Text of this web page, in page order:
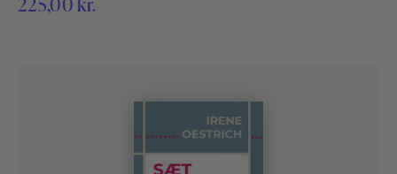
inden for feltet.